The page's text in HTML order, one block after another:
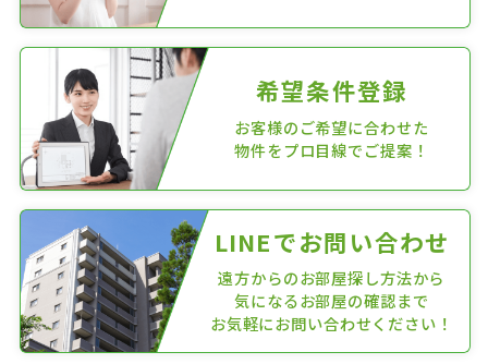
希望条件登録
お客様のご希望に合わせた
物件をプロ目線でご提案！
LINEでお問い合わせ
遠方からのお部屋探し方法から
気になるお部屋の確認まで
お気軽にお問い合わせください！